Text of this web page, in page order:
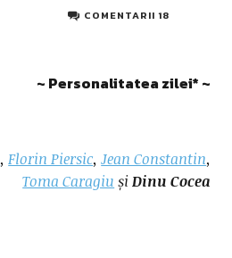
COMENTARII 18
~ Personalitatea zilei* ~
,Florin Piersic,Jean Constantin,
Toma Caragiu șiDinu Cocea